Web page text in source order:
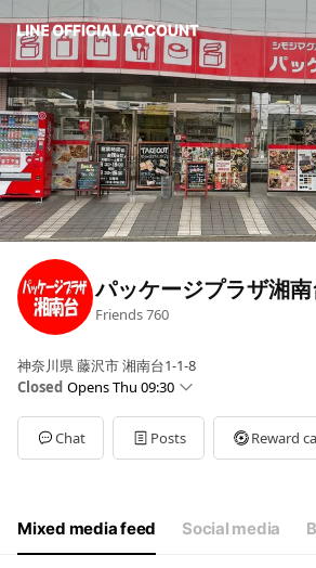
パッケージプラザ湘南
Friends760
神奈川県 藤沢市 湘南台1-1-8
Closed Opens Thu 09:30
SunClosed
Mon09:30 - 18:00
Tue
09:30 - 18:00
Sat09:30 - 18:00
日曜日定休日。祝日は16時まで。
Chat Posts Reward
Mixed media feed Social media